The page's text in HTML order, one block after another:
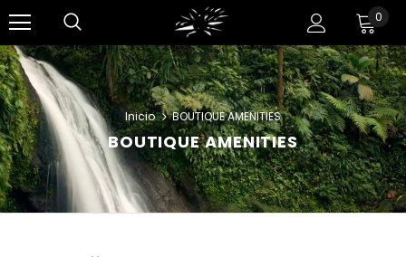
0
Inicio BOUTIQUE AMENITIES
BOUTIQUE AMENITIES